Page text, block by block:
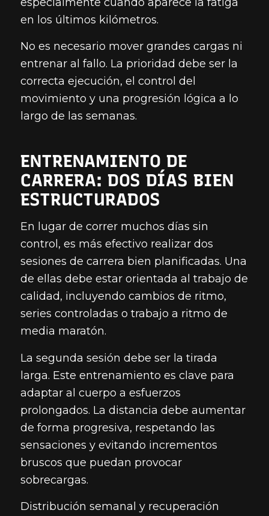
en los últimos kilómetros.
No es necesario mover grandes cargas ni
entrenar al fallo. La prioridad debe ser la
correcta ejecución, el control del
movimiento y una progresión lógica a lo
largo de las semanas.
ENTRENAMIENTO DE
CARRERA: DOS DÍAS BIEN
ESTRUCTURADOS
En lugar de correr muchos días sin
control, es más efectivo realizar dos
sesiones de carrera bien planificadas. Una
de ellas debe estar orientada al trabajo de
calidad, incluyendo cambios de ritmo,
series controladas o trabajo a ritmo de
media maratón.
La segunda sesión debe ser la tirada
larga. Este entrenamiento es clave para
adaptar al cuerpo a esfuerzos
prolongados. La distancia debe aumentar
de forma progresiva, respetando las
sensaciones y evitando incrementos
bruscos que puedan provocar
sobrecargas.
Distribución semanal y recuperación